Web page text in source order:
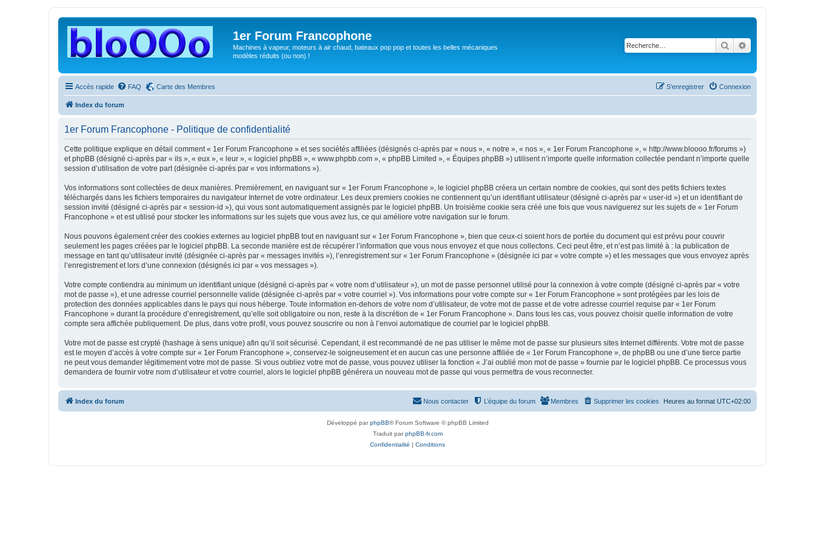
1er Forum Francophone
Machines à vapeur, moteurs à air chaud, bateaux pop pop et toutes les belles mécaniques
modèles réduits (ou non) !
Rechercher
Accès rapide FAQ Carte des Membres Connexion
S’enregistrer
Index du forum
1er Forum Francophone - Politique de confidentialité
Cette politique explique en détail comment « 1er Forum Francophone » et ses sociétés affiliées (désignés ci-après par « nous », « notre », « nos », « 1er Forum Francophone », « http://www.bloooo.fr/forums »)
et phpBB (désigné ci-après par « ils », « eux », « leur », « logiciel phpBB », « www.phpbb.com », « phpBB Limited », « Équipes phpBB ») utilisent n’importe quelle information collectée pendant n’importe quelle
session d’utilisation de votre part (désignée ci-après par « vos informations »).
Vos informations sont collectées de deux manières. Premièrement, en naviguant sur « 1er Forum Francophone », le logiciel phpBB créera un certain nombre de cookies, qui sont des petits fichiers textes
téléchargés dans les fichiers temporaires du navigateur Internet de votre ordinateur. Les deux premiers cookies ne contiennent qu’un identifiant utilisateur (désigné ci-après par « user-id ») et un identifiant de
session invité (désigné ci-après par « session-id »), qui vous sont automatiquement assignés par le logiciel phpBB. Un troisième cookie sera créé une fois que vous naviguerez sur les sujets de « 1er Forum
Francophone » et est utilisé pour stocker les informations sur les sujets que vous avez lus, ce qui améliore votre navigation sur le forum.
Nous pouvons également créer des cookies externes au logiciel phpBB tout en naviguant sur « 1er Forum Francophone », bien que ceux-ci soient hors de portée du document qui est prévu pour couvrir
seulement les pages créées par le logiciel phpBB. La seconde manière est de récupérer l’information que vous nous envoyez et que nous collectons. Ceci peut être, et n’est pas limité à : la publication de
message en tant qu’utilisateur invité (désignée ci-après par « messages invités »), l’enregistrement sur « 1er Forum Francophone » (désignée ici par « votre compte ») et les messages que vous envoyez après
l’enregistrement et lors d’une connexion (désignés ici par « vos messages »).
Votre compte contiendra au minimum un identifiant unique (désigné ci-après par « votre nom d’utilisateur »), un mot de passe personnel utilisé pour la connexion à votre compte (désigné ci-après par « votre
mot de passe »), et une adresse courriel personnelle valide (désignée ci-après par « votre courriel »). Vos informations pour votre compte sur « 1er Forum Francophone » sont protégées par les lois de
protection des données applicables dans le pays qui nous héberge. Toute information en-dehors de votre nom d’utilisateur, de votre mot de passe et de votre adresse courriel requise par « 1er Forum
Francophone » durant la procédure d’enregistrement, qu’elle soit obligatoire ou non, reste à la discrétion de « 1er Forum Francophone ». Dans tous les cas, vous pouvez choisir quelle information de votre
compte sera affichée publiquement. De plus, dans votre profil, vous pouvez souscrire ou non à l’envoi automatique de courriel par le logiciel phpBB.
Votre mot de passe est crypté (hashage à sens unique) afin qu’il soit sécurisé. Cependant, il est recommandé de ne pas utiliser le même mot de passe sur plusieurs sites Internet différents. Votre mot de passe
est le moyen d’accès à votre compte sur « 1er Forum Francophone », conservez-le soigneusement et en aucun cas une personne affiliée de « 1er Forum Francophone », de phpBB ou une d’une tierce partie
ne peut vous demander légitimement votre mot de passe. Si vous oubliez votre mot de passe, vous pouvez utiliser la fonction « J’ai oublié mon mot de passe » fournie par le logiciel phpBB. Ce processus vous
demandera de fournir votre nom d’utilisateur et votre courriel, alors le logiciel phpBB générera un nouveau mot de passe qui vous permettra de vous reconnecter.
Index du forum Heures au format UTC+02:00
Supprimer les cookies
Membres
L’équipe du forum
Nous contacter
Développé parphpBB® Forum Software © phpBB Limited
Traduit parphpBB-fr.com
Confidentialité | Conditions